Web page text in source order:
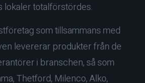
lokaler totalförstördes.
som tillsammans med
levererar produkter från de
i branschen, så som
Thetford, Milenco, Alko,